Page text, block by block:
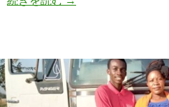
ッ
ク
の